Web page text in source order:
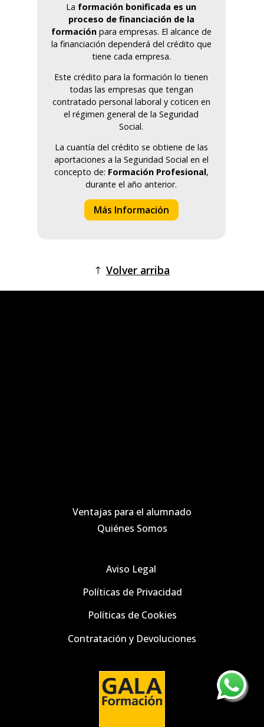
La formación bonificada es un
proceso de financiación de la
formaciónpara empresas. El alcance de
la financiación dependerá del crédito que
tiene cada empresa.
Este crédito para la formación lo tienen
todas las empresas que tengan
contratado personal laboral y coticen en
el régimen general de la Seguridad
Social.
La cuantía del crédito se obtiene de las
aportaciones a la Seguridad Social en el
concepto de: Formación Profesional,
durante el año anterior.
Más Información
Volver arriba
Ventajas para el alumnado
Quiénes Somos
Aviso Legal
Políticas de Privacidad
Políticas deCookies
Contratación y Devoluciones